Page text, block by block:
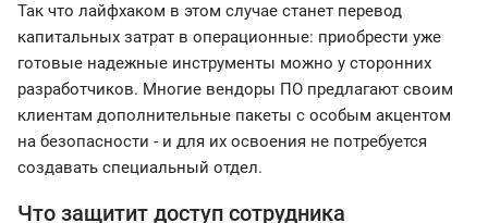
Так что лайфхаком в этом случае станет перевод
капитальных затрат в операционные: приобрести уже
готовые надежные инструменты можно у сторонних
разработчиков. Многие вендоры ПО предлагают своим
клиентам дополнительные пакеты с особым акцентом
на безопасности - и для их освоения не потребуется
создавать специальный отдел.
Что защитит доступ сотрудника